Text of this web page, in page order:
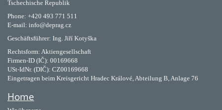
Tschechische Republik
Phone: +420 493 771 511
E-mail: info@deprag.cz
Geschäftsführer: Ing. Jiří Kotyška
Rechtsform: Aktiengesellschaft
Firmen-ID (IČ): 00169668
USt-IdNr. (DIČ): CZ00169668
Eingetragen beim Kreisgericht Hradec Králové, Abteilung B, Anlage 76
Home